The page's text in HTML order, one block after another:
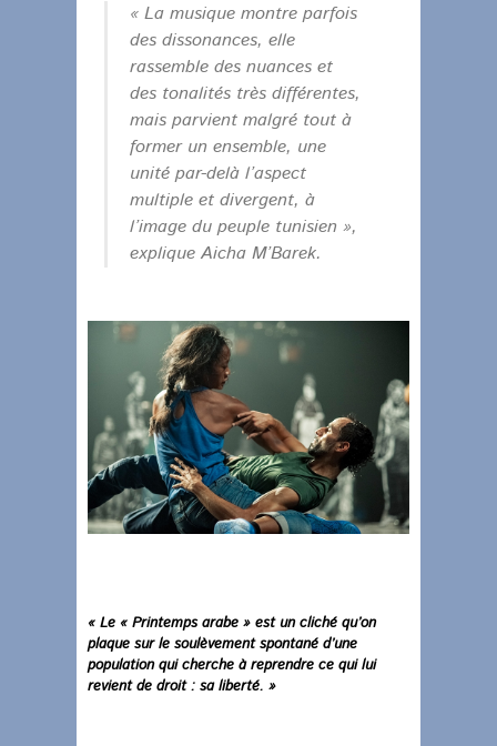
« La musique montre parfois
des dissonances, elle
rassemble des nuances et
des tonalités très différentes,
mais parvient malgré tout à
former un ensemble, une
unité par-delà l’aspect
multiple et divergent, à
l’image du peuple tunisien »,
explique Aicha M’Barek.
« Le « Printemps arabe » est un cliché qu’on
plaque sur le soulèvement spontané d’une
population qui cherche à reprendre ce qui lui
revient de droit : sa liberté. »